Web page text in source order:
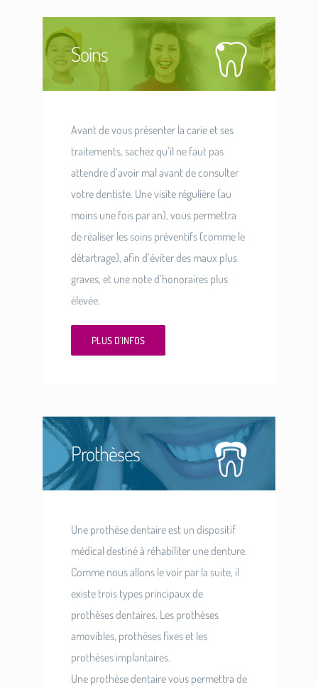
Soins
Avant de vous présenter la carie et ses
traitements, sachez qu’il ne faut pas
attendre d’avoir mal avant de consulter
votre dentiste. Une visite régulière (au
moins une fois par an), vous permettra
de réaliser les soins préventifs (comme le
détartrage), afin d’éviter des maux plus
graves, et une note d’honoraires plus
élevée.
PLUS D’INFOS
Prothèses
Une prothèse dentaire est un dispositif
médical destiné à réhabiliter une denture.
Comme nous allons le voir par la suite, il
existe trois types principaux de
prothèses dentaires. Les prothèses
amovibles, prothèses fixes et les
prothèses implantaires.
Une prothèse dentaire vous permettra de